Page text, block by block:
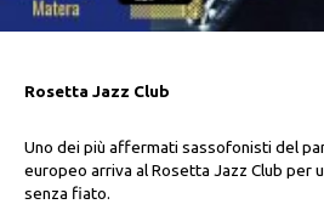
Rosetta Jazz Club
Uno dei più affermati sassofonisti del
europeo arriva al Rosetta Jazz Club per
senza fiato.